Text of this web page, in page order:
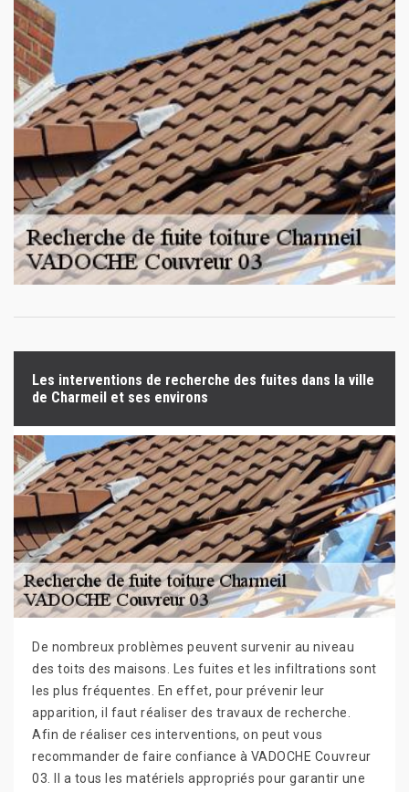
Les interventions de recherche des fuites dans la ville
de Charmeil et ses environs
De nombreux problèmes peuvent survenir au niveau
des toits des maisons. Les fuites et les infiltrations sont
les plus fréquentes. En effet, pour prévenir leur
apparition, il faut réaliser des travaux de recherche.
Afin de réaliser ces interventions, on peut vous
recommander de faire confiance à VADOCHE Couvreur
03. Il a tous les matériels appropriés pour garantir une